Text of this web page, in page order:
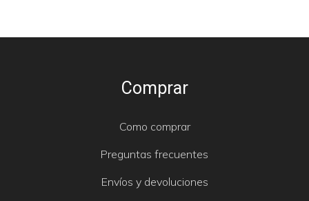
Comprar
Como comprar
Preguntas frecuentes
Envíos y devoluciones